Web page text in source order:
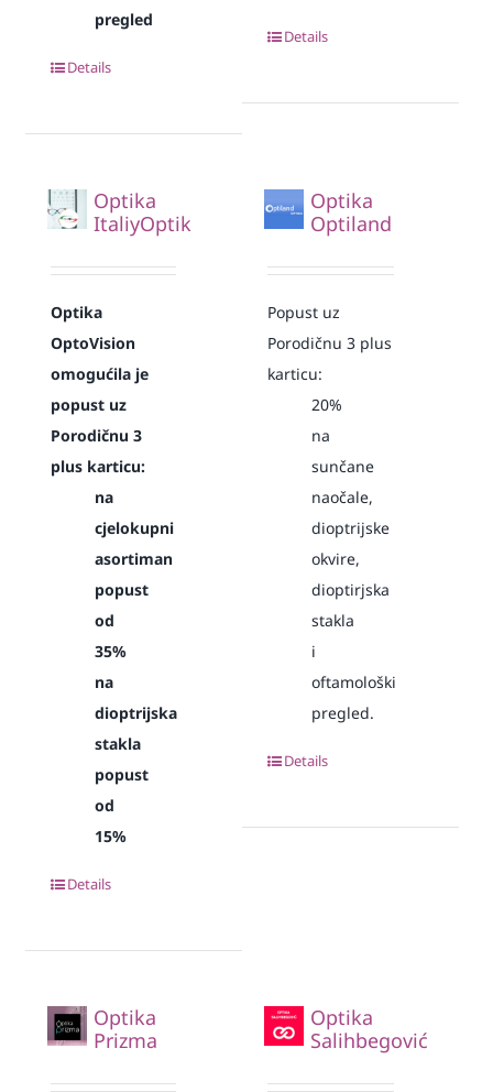
pregled
Details
Details
Optika
ItaliyOptik
Optika
OptoVision
omogućila je
popust uz
Porodičnu 3
plus karticu:
na
cjelokupni
asortiman
popust
od
35%
na
dioptrijska
stakla
popust
od
15%
Details
Optika
Optiland
Popust uz
Porodičnu 3 plus
karticu:
20%
na
sunčane
naočale,
dioptrijske
okvire,
dioptirjska
stakla
i
oftamološki
pregled.
Details
Optika
Prizma
Optika
Salihbegović